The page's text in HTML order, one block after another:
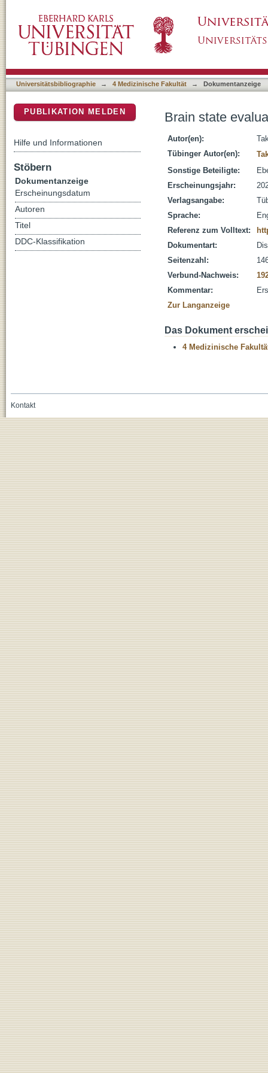
Universitätsbibliographie → 4 Medizinische Fakultät → Dokumentanzeige
Brain state
Autor(en):
Tübinger Autor(en):
Sonstige Beteiligte:
Erscheinungsjahr:
Verlagsangabe:
Sprache:
Referenz zum Volltext:
Dokumentart:
Seitenzahl:
Verbund-Nachweis:
Kommentar:
Zur Langanzeige
Das Dokument
4 Medizinische
PUBLIKATION MELDEN
Hilfe und Informationen
Stöbern
Dokumentanzeige
Erscheinungsdatum
Autoren
Titel
DDC-Klassifikation
Kontakt